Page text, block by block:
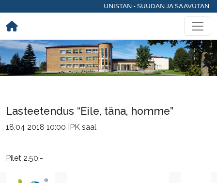
UNISTAN - SUUDAN JA SAAVUTAN
Lasteetendus “Eile, täna, homme”
18.04 2018 10:00 IPK saal
Pilet 2.50.-